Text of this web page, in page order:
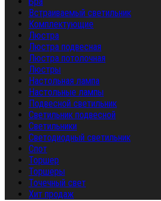
Встраиваемый светильник
Комплектующие
Люстра
Люстра подвесная
Люстра потолочная
Люстры
Настольная лампа
Настольные лампы
Подвесной светильник
Светильник подвесной
Светильники
Светодиодный светильник
Спот
Торшер
Торшеры
Точечный свет
Хит продаж